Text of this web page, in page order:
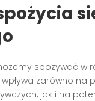
spożywać w
zarówno na
jak i na